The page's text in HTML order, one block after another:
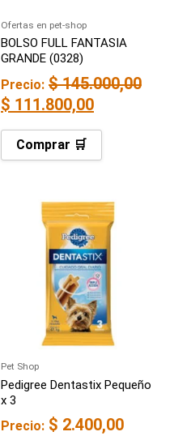
Ofertas en pet-shop
BOLSO FULL FANTASIA
GRANDE (0328)
Precio: $145.000,00
$ 111.800,00
Comprar 🛒
Pet Shop
Pedigree Dentastix Pequeño
x 3
Precio: $ 2.400,00